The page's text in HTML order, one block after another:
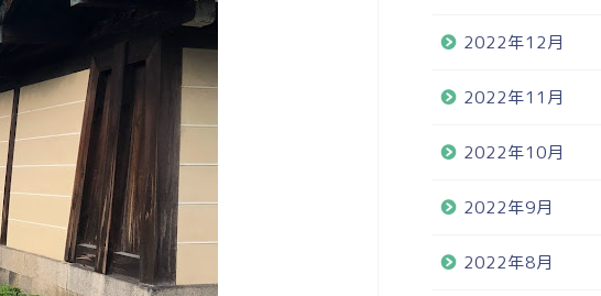
2022年12月
2022年11月
2022年10月
2022年9月
2022年8月